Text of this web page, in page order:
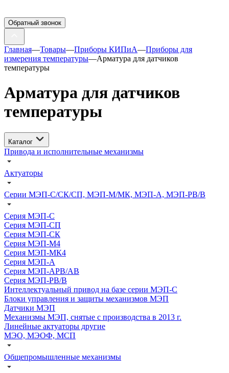
Обратный звонок
Главная—Товары—Приборы КИПиА—Приборы для
измерения температуры—Арматура для датчиков
температуры
Арматура для датчиков
температуры
Каталог
Привода и исполнительные механизмы
Актуаторы
Серии МЭП-С/СК/СП, МЭП-М/МК, МЭП-А, МЭП-РВ/В
Серия МЭП-С
Серия МЭП-СП
Серия МЭП-СК
Серия МЭП-М4
Серия МЭП-МК4
Серия МЭП-А
Серия МЭП-АРВ/АВ
Серия МЭП-РВ/В
Интеллектуальный привод на базе серии МЭП-С
Блоки управления и защиты механизмов МЭП
Датчики МЭП
Механизмы МЭП, снятые с производства в 2013 г.
Линейные актуаторы другие
МЭО, МЭОФ, МСП
Общепромышленные механизмы